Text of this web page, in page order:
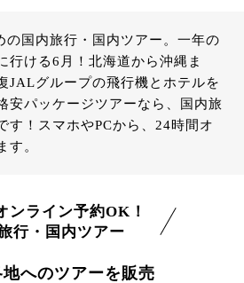
の国内旅行・国内ツアー。一年の
行ける6月！北海道から沖縄ま
JALグループの飛行機とホテルを
安パッケージツアーなら、国内旅
す！スマホやPCから、24時間オ
す。
ンライン予約OK！
行・国内ツアー
へのツアーを販売